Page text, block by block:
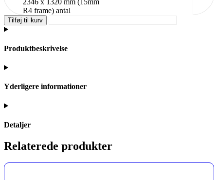
R4 frame) antal
Tilføj til kurv
Produktbeskrivelse
Yderligere informationer
Detaljer
Relaterede produkter